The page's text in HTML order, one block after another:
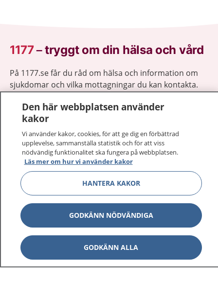
1177–tryggt om din hälsa och vård
På 1177.se får du råd om hälsa och information om
sjukdomar och vilka mottagningar du kan kontakta.
vårdärenden. Ring telefonnummer 1177 för
sjukvårdsrådgivning dygnet runt.
1177 ger dig råd när du vill må bättre.
1177 på flera språk Visa
Om 1177 Visa
Kontakt Visa
Den här webbplatsen använder
kakor
Vi använder kakor, cookies, för att ge dig en förbättrad
upplevelse, sammanställa statistik och för att viss
nödvändig funktionalitet ska fungera på webbplatsen.
Läs mer om hur vi använder kakor
HANTERA KAKOR
GODKÄNN NÖDVÄNDIGA
GODKÄNN ALLA